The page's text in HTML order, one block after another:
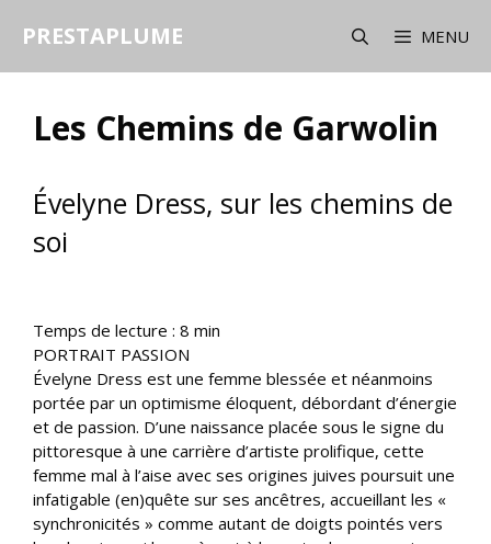
PRESTAPLUME MENU
Les Chemins de Garwolin
Évelyne Dress, sur les chemins de
soi
Temps de lecture : 8 min
PORTRAIT PASSION
Évelyne Dress est une femme blessée et néanmoins
portée par un optimisme éloquent, débordant d’énergie
et de passion. D’une naissance placée sous le signe du
pittoresque à une carrière d’artiste prolifique, cette
femme mal à l’aise avec ses origines juives poursuit une
infatigable (en)quête sur ses ancêtres, accueillant les «
synchronicités » comme autant de doigts pointés vers